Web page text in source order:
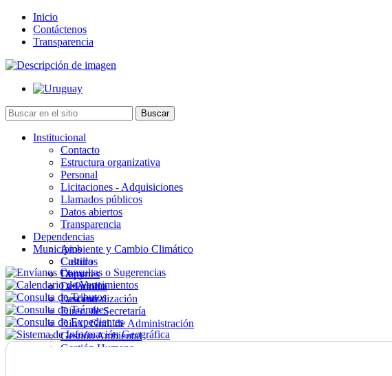
Inicio
Contáctenos
Transparencia
Institucional
Contacto
Estructura organizativa
Personal
Licitaciones - Adquisiciones
Llamados públicos
Datos abiertos
Transparencia
Dependencias
Ambiente y Cambio Climático
Cultura
Deportes
Desarrollo
Descentralización
Direc. de Secretaría
Direc. Gral. de Administración
Gestión Ambiental
Gestión Humana
Municipios
Castillos
Chuy
La Paloma
Lascano